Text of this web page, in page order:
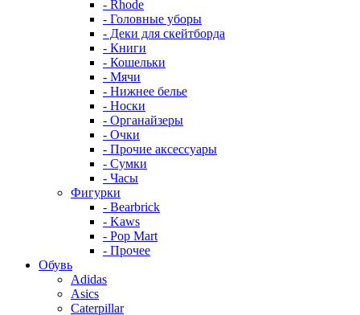
- Rhode
- Головные уборы
- Деки для скейтборда
- Книги
- Кошельки
- Мячи
- Нижнее белье
- Носки
- Органайзеры
- Очки
- Прочие аксессуары
- Сумки
- Часы
Фигурки
- Bearbrick
- Kaws
- Pop Mart
- Прочее
Обувь
Adidas
Asics
Caterpillar